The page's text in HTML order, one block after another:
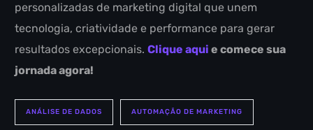
personalizadas de marketing digital que unem
tecnologia, criatividade e performance para gerar
resultados excepcionais.Clique aqui e comece sua
jornada agora!
ANÁLISE DE DADOS AUTOMAÇÃO DE MARKETING